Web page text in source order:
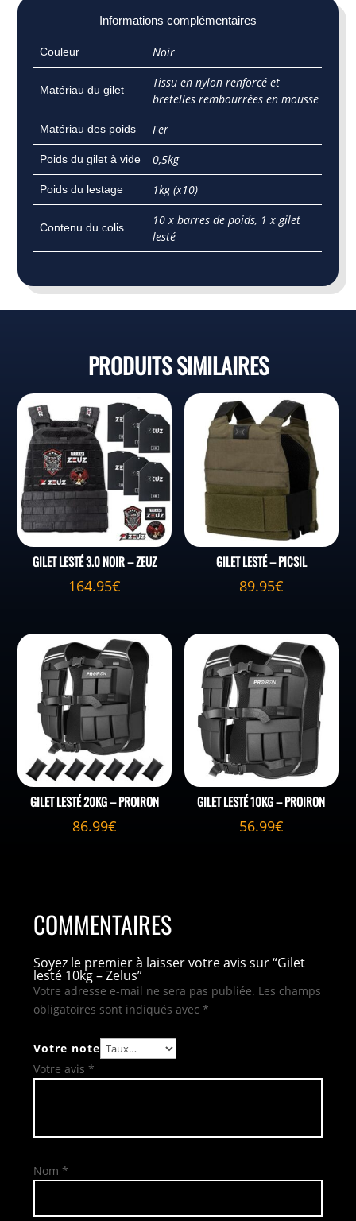
Informations complémentaires
Couleur Noir
Matériau du gilet
Tissu en nylon renforcé et
bretelles rembourrées en mousse
Matériau des poids Fer
Poids du gilet à vide 0,5kg
Poids du lestage 1kg (x10)
Contenu du colis
‎10 x barres de poids, 1 x gilet
lesté
PRODUITS SIMILAIRES
GILET LESTÉ 3.0 NOIR – ZEUZ
164.95€
GILET LESTÉ – PICSIL
89.95€
GILET LESTÉ 20KG – PROIRON
86.99€
GILET LESTÉ 10KG – PROIRON
56.99€
COMMENTAIRES
Soyez le premier à laisser votre avis sur “Gilet
lesté 10kg – Zelus”
Votre adresse e-mail ne sera pas publiée. Les champs
obligatoires sont indiqués avec*
Votre note
Votre avis*
Nom*